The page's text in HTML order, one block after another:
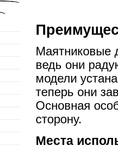
Маятниковые
ведь они
модели
теперь они
Основная
сторону.
Места